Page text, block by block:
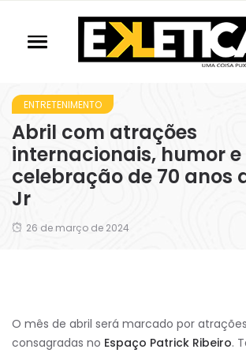
ENTRETENIMENTO
Abril com atrações
internacionais, humor e
celebração de 70 anos
Jr
26 de março de 2024
O mês de abril será marcado por
consagradas no Espaço Patrick Ribeiro.